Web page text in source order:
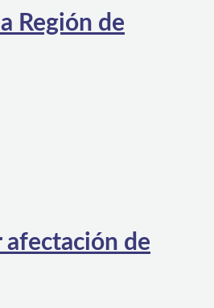
Región de
afectación de